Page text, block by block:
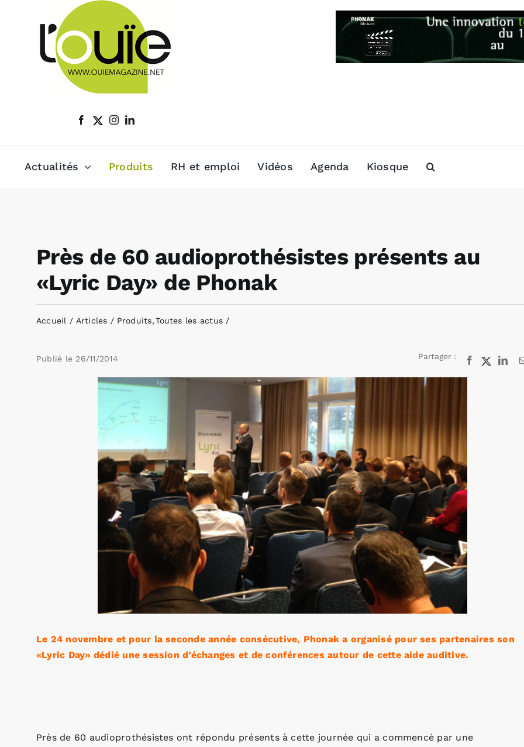
Actualités Produits RH et emploi Vidéos Agenda Kiosque
Près de 60 audioprothésistes présents au
«Lyric Day» de Phonak
Accueil Articles Produits Toutes les actus
Publié le 26/11/2014 Partager : Facebook
X
Le 24 novembre et pour la seconde année consécutive, Phonak a organisé pour ses partenaires son
«Lyric Day» dédié une session d’échanges et de conférences autour de cette aide auditive.
Près de 60 audioprothésistes ont répondu présents à cette journée qui a commencé par une